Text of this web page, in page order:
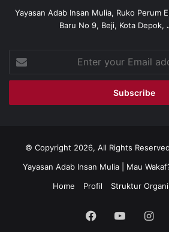
Yayasan Adab Insan Mulia, Ruko Perum
Baru No 9, Beji, Kota Depok,
your
Email
© Copyright 2026, All Rights
Yayasan Adab Insan Mulia| Mau
Home
Profil Struktur
Facebook
YouTube